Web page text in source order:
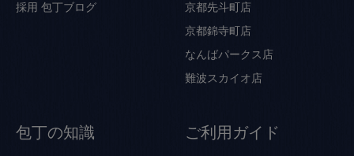
採用 包丁ブログ
京都先斗町店
京都錦寺町店
なんばパークス店
難波スカイオ店
包丁の知識 ご利用ガイド